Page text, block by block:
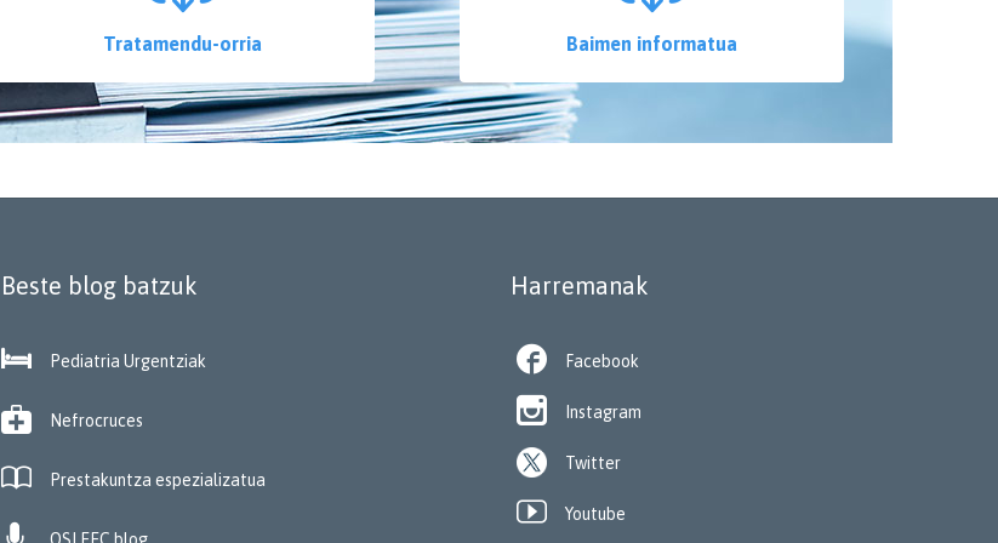
Tratamendu-orria Baimen informatua
Beste blog batzuk
 Pediatria Urgentziak
 Nefrocruces
 Prestakuntza espezializatua
 OSI EEC blog
Harremanak
 Facebook
 Instagram
Twitter
 Youtube